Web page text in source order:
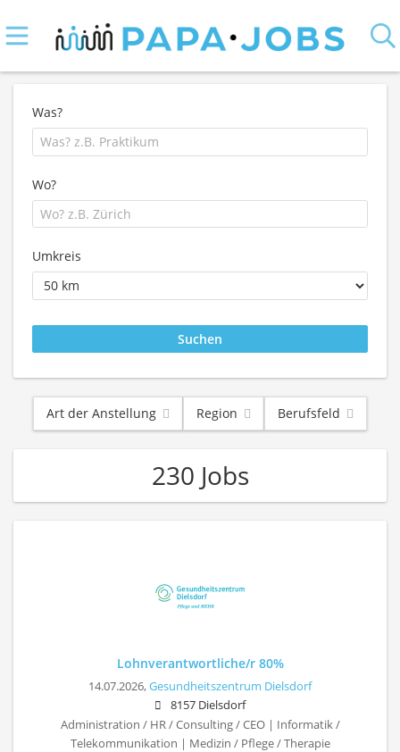
Was?
Wo?
Umkreis
Art der Anstellung Region Berufsfeld
230 Jobs
Lohnverantwortliche/r 80%
14.07.2026,Gesundheitszentrum Dielsdorf
8157 Dielsdorf
Administration / HR / Consulting / CEO | Informatik /
Telekommunikation | Medizin / Pflege / Therapie